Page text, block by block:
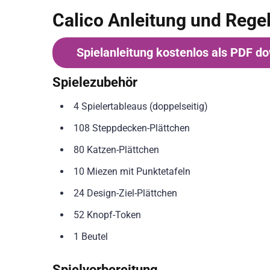
Calico Anleitung und
Spielanleitung kostenlos als PDF
Spielezubehör
4 Spielertableaus (doppelseitig)
108 Steppdecken-Plättchen
80 Katzen-Plättchen
10 Miezen mit Punktetafeln
24 Design-Ziel-Plättchen
52 Knopf-Token
1 Beutel